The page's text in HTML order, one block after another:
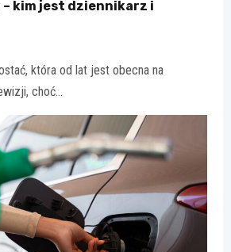
– kim jest dziennikarz i
która od lat jest obecna na
choć…